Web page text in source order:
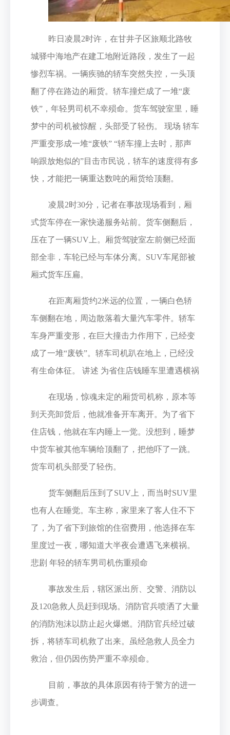
昨日凌晨2时许，在甘井子区旅顺北路牧
城驿中海地产在建工地附近路段，发生了一起
惨烈车祸。一辆疾驰的轿车突然失控，一头顶
翻了停在路边的厢货。轿车撞烂成了一堆“废
铁”，年轻男司机不幸殒命。货车驾驶室里，睡
梦中的司机被惊醒，头部受了轻伤。 现场 轿车
严重变形成一堆“废铁” “轿车撞上去时，那声
响跟放炮似的”目击市民说，轿车的速度得有多
快，才能把一辆重达数吨的厢货给顶翻。
凌晨2时30分，记者在事故现场看到，厢
式货车停在一家快递服务站前。货车侧翻后，
压在了一辆SUV上。厢货驾驶室左前侧已经面
部全非，车轮已经与车体分离。SUV车尾部被
厢式货车压扁。
在距离厢货约2米远的位置，一辆白色轿
车侧翻在地，周边散落着大量汽车零件。轿车
车身严重变形，在巨大撞击力作用下，已经变
成了一堆“废铁”。轿车司机趴在地上，已经没
有生命体征。 讲述 为省住店钱睡车里遭遇横祸
在现场，惊魂未定的厢货司机称，原本等
到天亮卸货后，他就准备开车离开。为了省下
住店钱，他就在车内睡上一觉。没想到，睡梦
中货车被其他车辆给顶翻了，把他吓了一跳。
货车司机头部受了轻伤。
货车侧翻后压到了SUV上，而当时SUV里
也有人在睡觉。车主称，家里来了客人住不下
了，为了省下到旅馆的住宿费用，他选择在车
里度过一夜，哪知道大半夜会遭遇飞来横祸。
悲剧 年轻的轿车男司机伤重殒命
事故发生后，辖区派出所、交警、消防以
及120急救人员赶到现场。消防官兵喷洒了大量
的消防泡沫以防止起火爆燃。消防官兵经过破
拆，将轿车司机救了出来。虽经急救人员全力
救治，但仍因伤势严重不幸殒命。
目前，事故的具体原因有待于警方的进一
步调查。